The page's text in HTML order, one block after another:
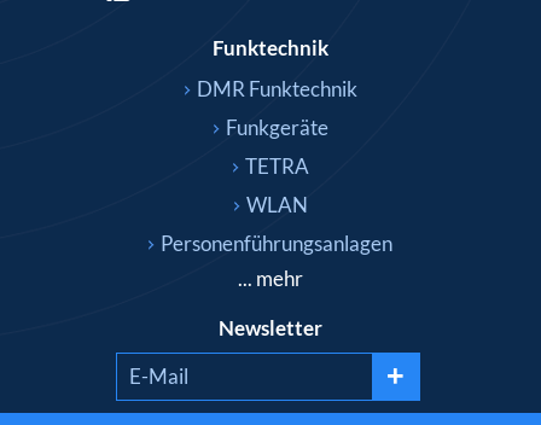
Funktechnik
DMR Funktechnik
Funkgeräte
TETRA
WLAN
Personenführungsanlagen
... mehr
Newsletter
+